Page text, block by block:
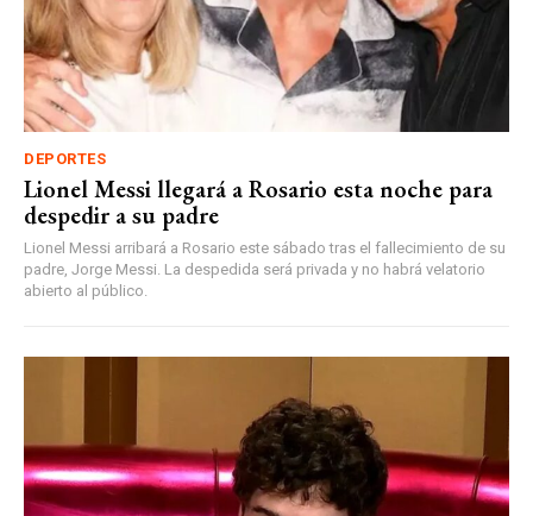
DEPORTES
Lionel Messi llegará a Rosario esta noche para
despedir a su padre
Lionel Messi arribará a Rosario este sábado tras el fallecimiento de su
padre, Jorge Messi. La despedida será privada y no habrá velatorio
abierto al público.